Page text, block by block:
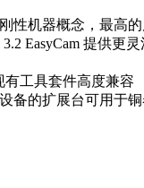
性机器概念，最高
3.2 EasyCam 提供更
有工具套件高度兼容
备的扩展台可用于铜